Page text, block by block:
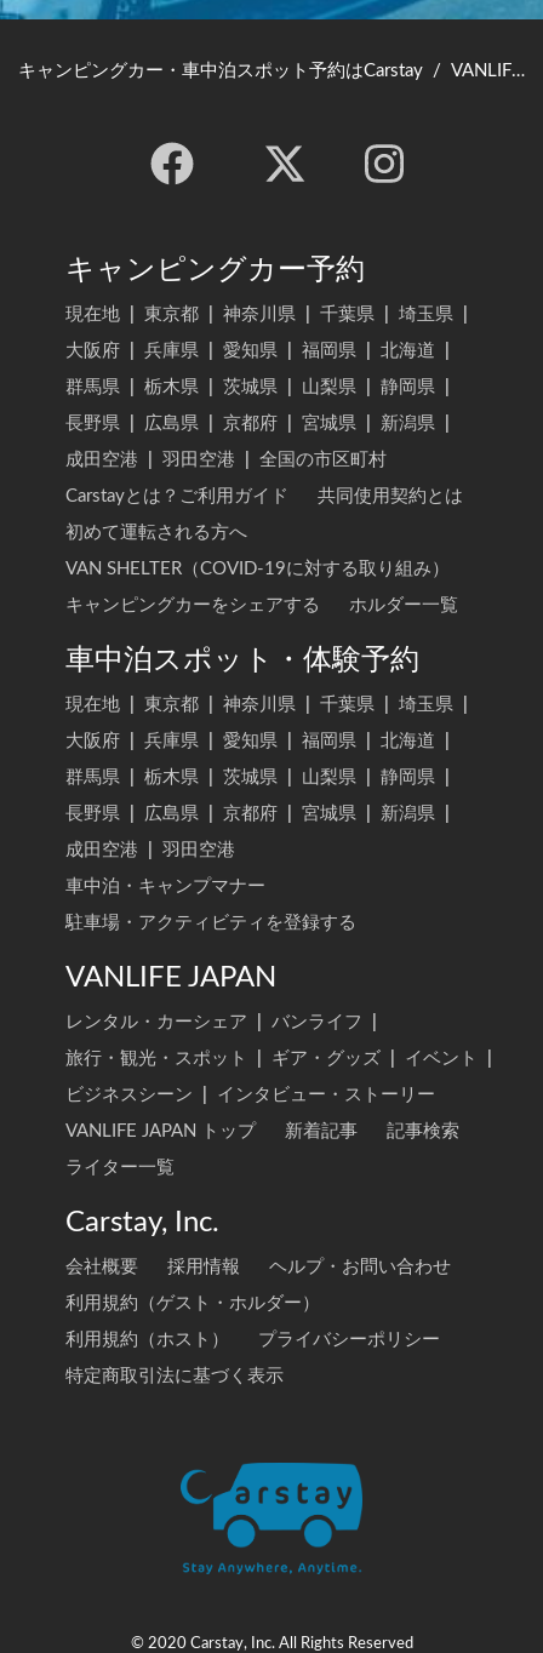
キャンピングカー・車中泊スポット予約はCarstay / VANLIFE JAPAN TOP
キャンピングカー予約
現在地 東京都 神奈川県 千葉県 埼玉県
大阪府
兵庫県 愛知県 福岡県 北海道
群馬県
栃木県 茨城県 山梨県 静岡県
長野県
広島県 京都府 宮城県 新潟県
成田空港
羽田空港
全国の市区町村
Carstayとは？ご利用ガイド
共同使用契約とは
初めて運転される方へ
VAN SHELTER（COVID-19に対する取り組み）
キャンピングカーをシェアする
ホルダー一覧
車中泊スポット・体験予約
現在地 東京都 神奈川県 千葉県 埼玉県
大阪府
兵庫県 愛知県 福岡県 北海道
群馬県
栃木県 茨城県 山梨県 静岡県
長野県
広島県 京都府 宮城県 新潟県
成田空港
羽田空港
車中泊・キャンプマナー
駐車場・アクティビティを登録する
VANLIFE JAPAN
レンタル・カーシェア バンライフ
旅行・観光・スポット
ギア・グッズ イベント
ビジネスシーン
インタビュー・ストーリー
VANLIFE JAPAN トップ
新着記事
記事検索
ライター一覧
Carstay, Inc.
会社概要 採用情報
ヘルプ・お問い合わせ
利用規約（ゲスト・ホルダー）
利用規約（ホスト）
プライバシーポリシー
特定商取引法に基づく表示
© 2020 Carstay, Inc. All Rights Reserved